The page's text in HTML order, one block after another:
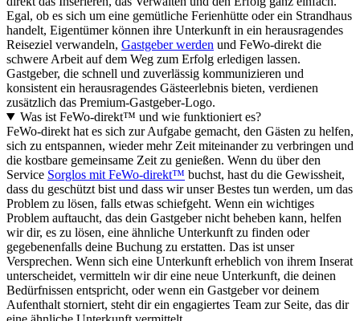
Egal, ob es sich um eine gemütliche Ferienhütte oder ein Strandhaus
handelt, Eigentümer können ihre Unterkunft in ein herausragendes
Reiseziel verwandeln, Gastgeber werden und FeWo-direkt die
schwere Arbeit auf dem Weg zum Erfolg erledigen lassen.
Gastgeber, die schnell und zuverlässig kommunizieren und
konsistent ein herausragendes Gästeerlebnis bieten, verdienen
zusätzlich das Premium-Gastgeber-Logo.
Was ist FeWo-direkt™ und wie funktioniert es?
FeWo-direkt hat es sich zur Aufgabe gemacht, den Gästen zu helfen,
sich zu entspannen, wieder mehr Zeit miteinander zu verbringen und
die kostbare gemeinsame Zeit zu genießen. Wenn du über den
Service Sorglos mit FeWo-direkt™ buchst, hast du die Gewissheit,
dass du geschützt bist und dass wir unser Bestes tun werden, um das
Problem zu lösen, falls etwas schiefgeht. Wenn ein wichtiges
Problem auftaucht, das dein Gastgeber nicht beheben kann, helfen
wir dir, es zu lösen, eine ähnliche Unterkunft zu finden oder
gegebenenfalls deine Buchung zu erstatten. Das ist unser
Versprechen. Wenn sich eine Unterkunft erheblich von ihrem Inserat
unterscheidet, vermitteln wir dir eine neue Unterkunft, die deinen
Bedürfnissen entspricht, oder wenn ein Gastgeber vor deinem
Aufenthalt storniert, steht dir ein engagiertes Team zur Seite, das dir